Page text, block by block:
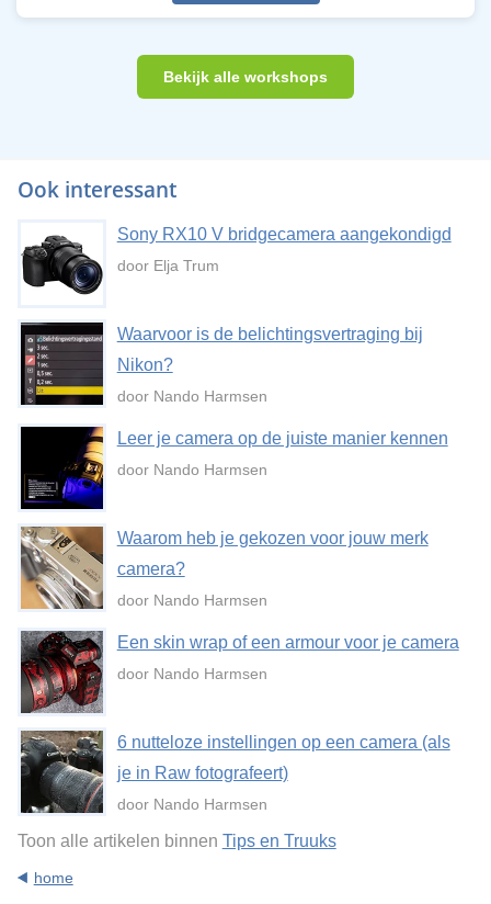
Bekijk alle workshops
Ook interessant
Sony RX10 V bridgecamera aangekondigd
door Elja Trum
Waarvoor is de belichtingsvertraging bij
Nikon?
door Nando Harmsen
Leer je camera op de juiste manier kennen
door Nando Harmsen
Waarom heb je gekozen voor jouw merk
camera?
door Nando Harmsen
Een skin wrap of een armour voor je camera
door Nando Harmsen
6 nutteloze instellingen op een camera (als
je in Raw fotografeert)
door Nando Harmsen
Toon alle artikelen binnen Tips en Truuks
home